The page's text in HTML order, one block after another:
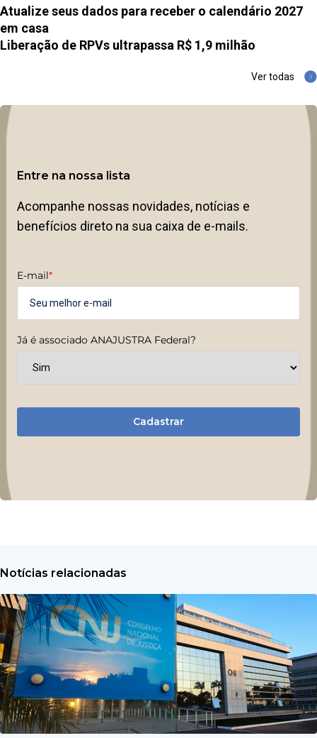
Atualize seus dados para receber o calendário 2027
em casa
Liberação de RPVs ultrapassa R$ 1,9 milhão
Ver todas
Entre na nossa lista
Acompanhe nossas novidades, notícias e
benefícios direto na sua caixa de e-mails.
E-mail*
Já é associado ANAJUSTRA Federal?
Cadastrar
Notícias relacionadas